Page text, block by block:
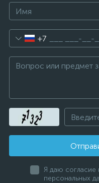
+7
Я даю согласие
персональных